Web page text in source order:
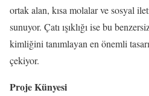
ortak alan, kısa molalar ve sosyal
sunuyor. Çatı ışıklığı ise bu
kimliğini tanımlayan en önemli
çekiyor.
Proje Künyesi